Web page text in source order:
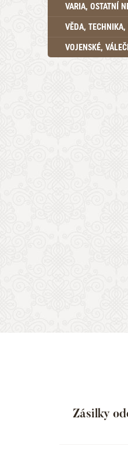
Učebnice - VŠ
Učebnice - ZŠ
Učebnice -
VARIA, OSTATNÍ
VĚDA, TECHNIKA,
VOJENSKÉ,
Zásilky